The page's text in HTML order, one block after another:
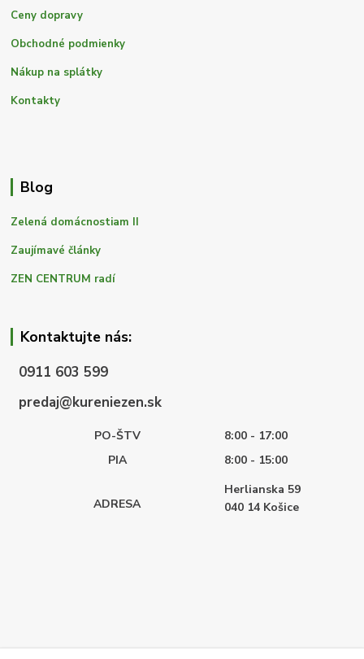
Ceny dopravy
Obchodné podmienky
Nákup na splátky
Kontakty
Blog
Zelená domácnostiam II
Zaujímavé články
ZEN CENTRUM radí
Kontaktujte nás:
0911 603 599
predaj@kureniezen.sk
PO-ŠTV
8:00 - 17:00
PIA
8:00 - 15:00
ADRESA
Herlianska 59
040 14 Košice